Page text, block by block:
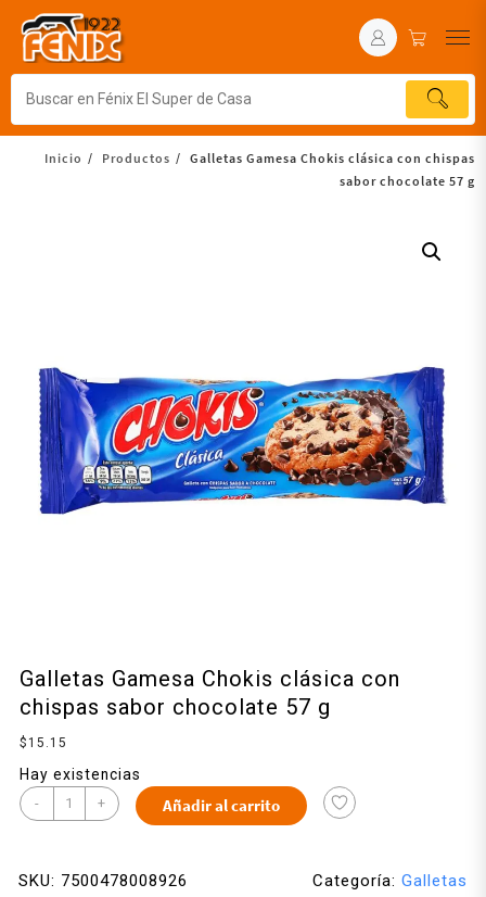
Inicio Productos
Galletas Gamesa Chokis clásica con chispas
sabor chocolate 57 g
Galletas Gamesa Chokis clásica con
chispas sabor chocolate 57 g
$ 15.15
Hay existencias
- + Añadir al carrito
SKU: 7500478008926 Categoría: Galletas